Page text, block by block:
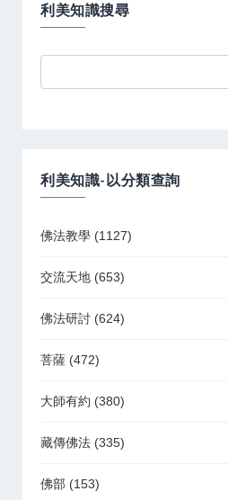
利美知識搜尋
利美知識-以分類查詢
佛法教學 (1127)
交流天地 (653)
佛法研討 (624)
菩薩 (472)
大師有約 (380)
藏傳佛法 (335)
佛部 (153)